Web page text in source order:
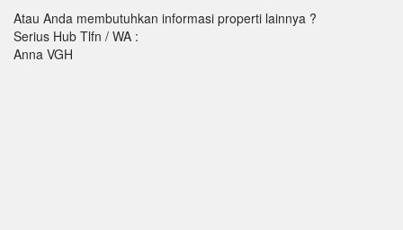
Atau Anda membutuhkan informasi properti lainnya ?
Serius Hub Tlfn / WA :
Anna VGH